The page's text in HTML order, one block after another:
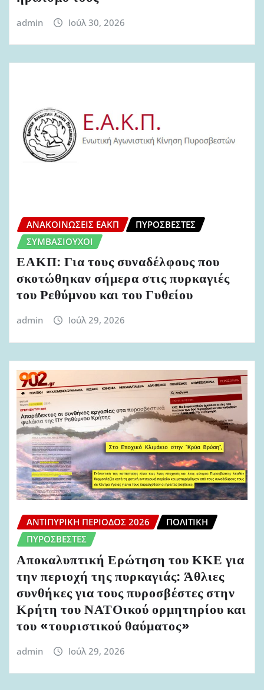
admin Ιούλ 30, 2026
ΑΝΑΚΟΙΝΏΣΕΙΣ ΕΑΚΠ
ΠΥΡΟΣΒΈΣΤΕΣ
ΣΥΜΒΑΣΙΟΎΧΟΙ
ΕΑΚΠ: Για τους συναδέλφους που
σκοτώθηκαν σήμερα στις πυρκαγιές
του Ρεθύμνου και του Γυθείου
admin Ιούλ 29, 2026
ΑΝΤΙΠΥΡΙΚΉ ΠΕΡΊΟΔΟΣ 2026
ΠΟΛΙΤΙΚΉ
ΠΥΡΟΣΒΈΣΤΕΣ
Αποκαλυπτική Ερώτηση του ΚΚΕ για
την περιοχή της πυρκαγιάς: Άθλιες
συνθήκες για τους πυροσβέστες στην
Κρήτη του ΝΑΤΟικού ορμητηρίου και
του «τουριστικού θαύματος»
admin Ιούλ 29, 2026